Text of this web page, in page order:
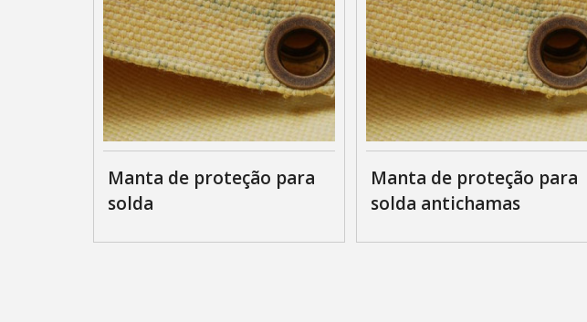
Manta de proteção para
solda
Manta de proteção para
solda antichamas